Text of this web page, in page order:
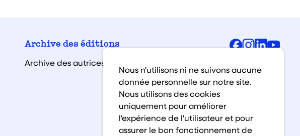
Archive des éditions
Archive des autrices et auteurs
Facebook
Nous n'utilisons ni ne suivons aucune
donnée personnelle sur notre site.
Nous utilisons des cookies
uniquement pour améliorer
l'expérience de l'utilisateur et pour
assurer le bon fonctionnement de